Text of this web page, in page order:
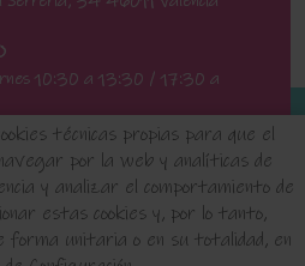
técnicas propias para que el
por la web y analíticas de
y analizar el comportamiento de
estas cookies y, por lo tanto,
forma unitaria o en su totalidad, en
10:30 a 13:30 / 17:30 a
a 13:00
SOMOS FAQ'S